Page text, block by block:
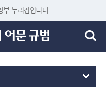
부 누리집입니다.